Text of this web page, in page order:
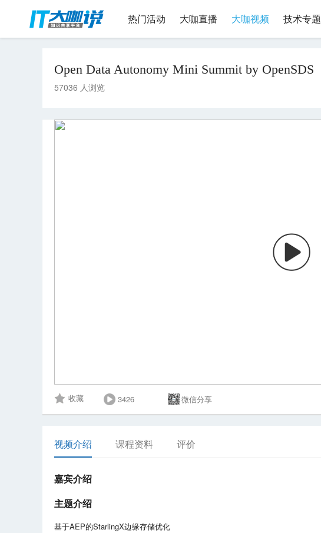
热门活动 大咖直播 大咖视频 技术专题
Open Data Autonomy Mini Summit by OpenSDS
57036 人浏览
收藏 3426 微信分享
视频介绍 课程资料 评价
嘉宾介绍
主题介绍
基于AEP的StarlingX边缘存储优化